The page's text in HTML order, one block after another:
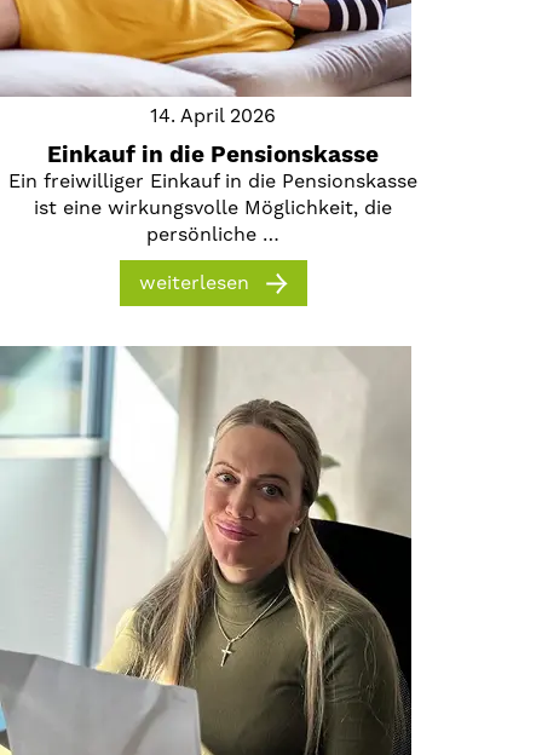
14. April 2026
Einkauf in die Pensionskasse
Ein freiwilliger Einkauf in die Pensionskasse
ist eine wirkungsvolle Möglichkeit, die
persönliche …
weiterlesen